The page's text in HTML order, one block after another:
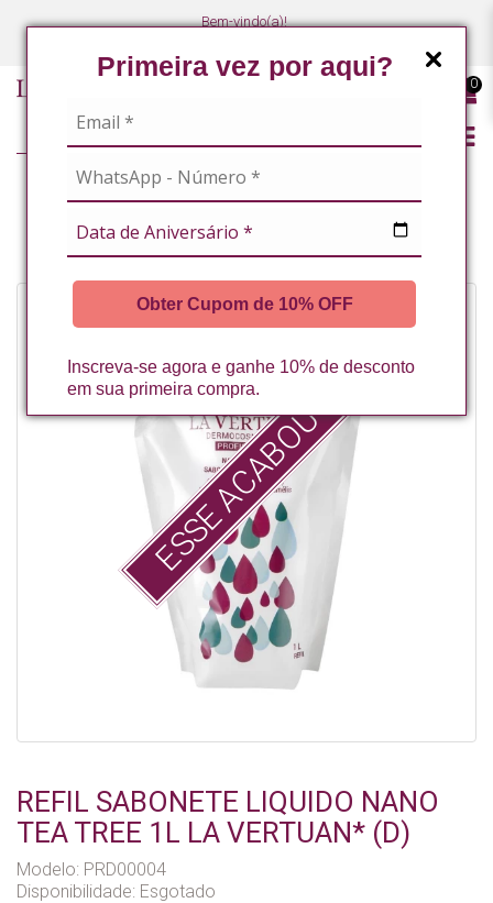
Primeira vez por aqui?
Obter Cupom de 10% OFF
Inscreva-se agora e ganhe 10% de desconto
em sua primeira compra.
Bem-vindo(a)!
0
ESSE ACABOU :(
REFIL SABONETE LIQUIDO NANO
TEA TREE 1L LA VERTUAN* (D)
Modelo: PRD00004
Disponibilidade: Esgotado